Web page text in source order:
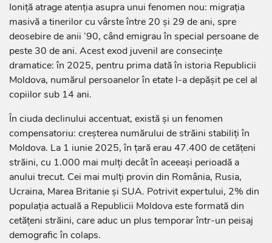
Ioniță atrage atenția asupra unui fenomen nou: migrația
masivă a tinerilor cu vârste între 20 și 29 de ani, spre
deosebire de anii ’90, când emigrau în special persoane de
peste 30 de ani. Acest exod juvenil are consecințe
dramatice: în 2025, pentru prima dată în istoria Republicii
Moldova, numărul persoanelor în etate l-a depășit pe cel al
copiilor sub 14 ani.
În ciuda declinului accentuat, există și un fenomen
compensatoriu: creșterea numărului de străini stabiliți în
Moldova. La 1 iunie 2025, în țară erau 47.400 de cetățeni
străini, cu 1.000 mai mulți decât în aceeași perioadă a
anului trecut. Cei mai mulți provin din România, Rusia,
Ucraina, Marea Britanie și SUA. Potrivit expertului, 2% din
populația actuală a Republicii Moldova este formată din
cetățeni străini, care aduc un plus temporar într-un peisaj
demografic în colaps.